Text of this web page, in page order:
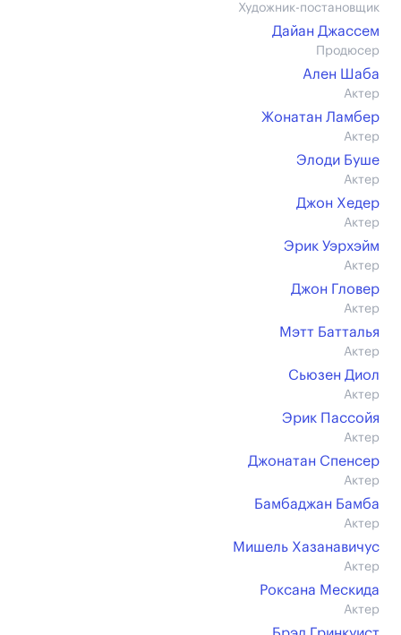
Художник-постановщик
Дайан Джассем
Продюсер
Ален Шаба
Актер
Жонатан Ламбер
Актер
Элоди Буше
Актер
Джон Хедер
Актер
Эрик Уэрхэйм
Актер
Джон Гловер
Актер
Мэтт Батталья
Актер
Сьюзен Диол
Актер
Эрик Пассойя
Актер
Джонатан Спенсер
Актер
Бамбаджан Бамба
Актер
Мишель Хазанавичус
Актер
Роксана Мескида
Актер